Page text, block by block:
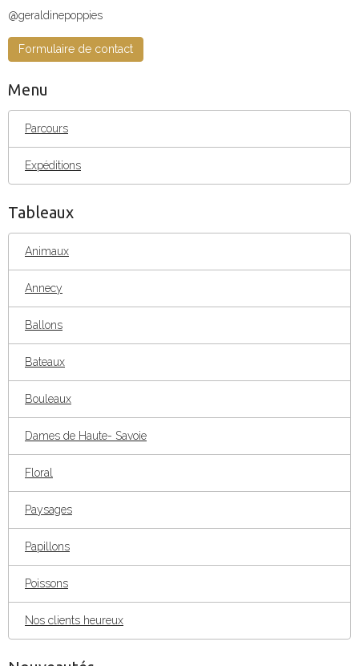
@geraldinepoppies
Formulaire de contact
Menu
Parcours
Expéditions
Tableaux
Animaux
Annecy
Ballons
Bateaux
Bouleaux
Dames de Haute- Savoie
Floral
Paysages
Papillons
Poissons
Nos clients heureux